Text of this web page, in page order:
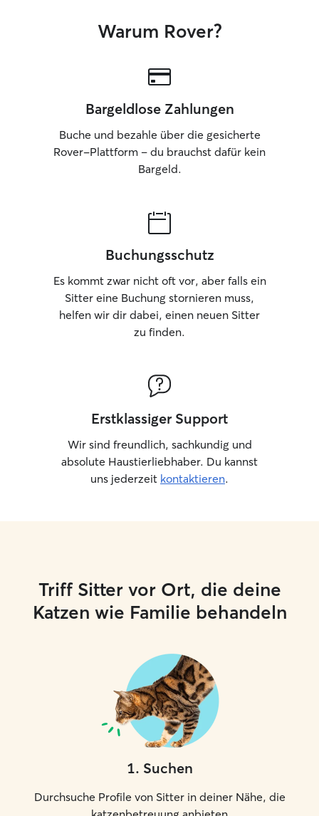
Warum Rover?
Bargeldlose Zahlungen
Buche und bezahle über die gesicherte
Rover-Plattform – du brauchst dafür kein
Bargeld.
Buchungsschutz
Es kommt zwar nicht oft vor, aber falls ein
Sitter eine Buchung stornieren muss,
helfen wir dir dabei, einen neuen Sitter
zu finden.
Erstklassiger Support
Wir sind freundlich, sachkundig und
absolute Haustierliebhaber. Du kannst
uns jederzeit kontaktieren.
Triff Sitter vor Ort, die deine
Katzen wie Familie behandeln
1. Suchen
Durchsuche Profile von Sitter in deiner Nähe, die